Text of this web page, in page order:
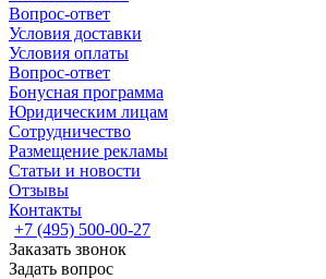
Вопрос-ответ
Условия доставки
Условия оплаты
Вопрос-ответ
Бонусная программа
Юридическим лицам
Сотрудничество
Размещение рекламы
Статьи и новости
Отзывы
Контакты
+7 (495) 500-00-27
Заказать звонок
Задать вопрос